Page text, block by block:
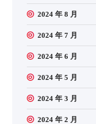
2024 年 8 月
2024 年 7 月
2024 年 6 月
2024 年 5 月
2024 年 3 月
2024 年 2 月